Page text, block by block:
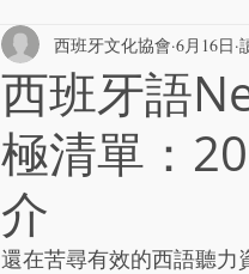
西班牙語
極清單：
介
西班牙文化協會 6月16日
還在苦尋有效的西語聽力